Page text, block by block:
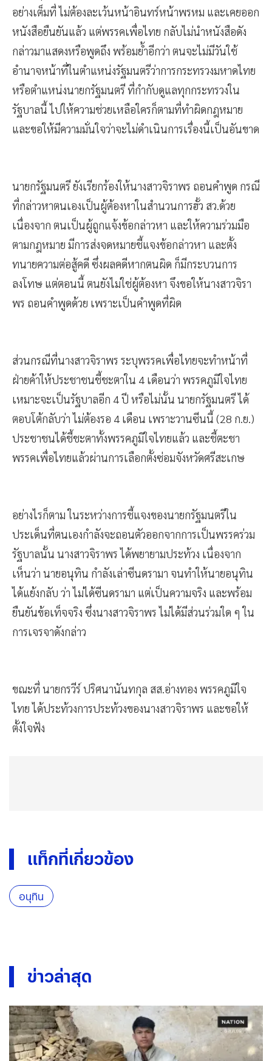
อย่างเต็มที่ ไม่ต้องละเว้นหน้าอินทร์หน้าพรหม และเคยออก
หนังสือยืนยันแล้ว แต่พรรคเพื่อไทย กลับไม่นำหนังสือดัง
กล่าวมาแสดงหรือพูดถึง พร้อมย้ำอีกว่า ตนจะไม่มีวันใช้
อำนาจหน้าที่ในตำแหน่งรัฐมนตรีว่าการกระทรวงมหาดไทย
หรือตำแหน่งนายกรัฐมนตรี ที่กำกับดูแลทุกกระทรวงใน
รัฐบาลนี้ ไปให้ความช่วยเหลือใครก็ตามที่ทำผิดกฎหมาย
และขอให้มีความมั่นใจว่าจะไม่ดำเนินการเรื่องนี้เป็นอันขาด
นายกรัฐมนตรี ยังเรียกร้องให้นางสาวจิราพร ถอนคำพูด กรณี
ที่กล่าวหาตนเองเป็นผู้ต้องหาในสำนวนการฮั้ว สว.ด้วย
เนื่องจาก ตนเป็นผู้ถูกแจ้งข้อกล่าวหา และให้ความร่วมมือ
ตามกฎหมาย มีการส่งจดหมายชี้แจงข้อกล่าวหา และตั้ง
ทนายความต่อสู้คดี ซึ่งผลคดีหากตนผิด ก็มีกระบวนการ
ลงโทษ แต่ตอนนี้ ตนยังไม่ใช่ผู้ต้องหา จึงขอให้นางสาวจิรา
พร ถอนคำพูดด้วย เพราะเป็นคำพูดที่ผิด
ส่วนกรณีที่นางสาวจิราพร ระบุพรรคเพื่อไทยจะทำหน้าที่
ฝ่ายค้าให้ประชาชนชี้ชะตาใน 4 เดือนว่า พรรคภูมิใจไทย
เหมาะจะเป็นรัฐบาลอีก 4 ปี หรือไม่นั้น นายกรัฐมนตรี ได้
ตอบโต้กลับว่า ไม่ต้องรอ 4 เดือน เพราะวานซีนนี้ (28 ก.ย.)
ประชาชนได้ชี้ชะตาทั้งพรรคภูมิใจไทยแล้ว และชี้ตะชา
พรรคเพื่อไทยแล้วผ่านการเลือกตั้งซ่อมจังหวัดศรีสะเกษ
อย่างไรก็ตาม ในระหว่างการชี้แจงของนายกรัฐมนตรีใน
ประเด็นที่ตนเองกำลังจะถอนตัวออกจากการเป็นพรรคร่วม
รัฐบาลนั้น นางสาวจิราพร ได้พยายามประท้วง เนื่องจาก
เห็นว่า นายอนุทิน กำลังเล่าซีนดรามา จนทำให้นายอนุทิน
ได้แย้งกลับ ว่า ไม่ได้ซีนดรามา แต่เป็นความจริง และพร้อม
ยืนยันข้อเท็จจริง ซึ่งนางสาวจิราพร ไม่ได้มีส่วนร่วมใด ๆ ใน
การเจรจาดังกล่าว
ขณะที่ นายกรวีร์ ปริศนานันทกุล สส.อ่างทอง พรรคภูมิใจ
ไทย ได้ประท้วงการประท้วงของนางสาวจิราพร และขอให้
ตั้งใจฟัง
แท็กที่เกี่ยวข้อง
อนุทิน
ข่าวล่าสุด